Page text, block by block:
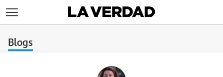
Blogs